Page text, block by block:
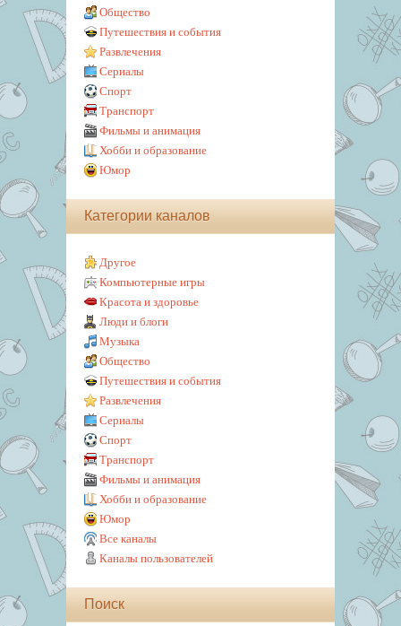
Общество
Путешествия и события
Развлечения
Сериалы
Спорт
Транспорт
Фильмы и анимация
Хобби и образование
Юмор
Категории каналов
Другое
Компьютерные игры
Красота и здоровье
Люди и блоги
Музыка
Общество
Путешествия и события
Развлечения
Сериалы
Спорт
Транспорт
Фильмы и анимация
Хобби и образование
Юмор
Все каналы
Каналы пользователей
Поиск